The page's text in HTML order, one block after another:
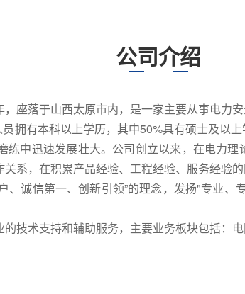
公司介绍
落于山西太原市内，是一家主要从事电力安
有本科以上学历，其中50%具有硕士及以
中迅速发展壮大。公司创立以来，在电力
系，在积累产品经验、工程经验、服务经验
诚信第一、创新引领”的理念，发扬"专业、
技术支持和辅助服务，主要业务板块包括：